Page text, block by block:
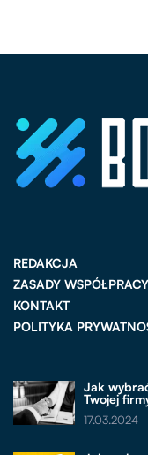
REDAKCJA
ZASADY WSPÓŁPRACY
KONTAKT
POLITYKA
Jak
Twojej
17.03.2024